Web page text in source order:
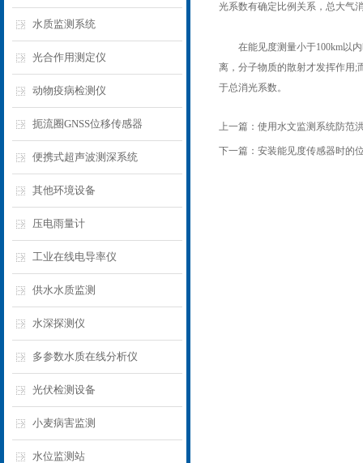
水质监测系统
光合作用测定仪
动物疫病检测仪
扼流圈GNSS位移传感器
便携式超声波测深系统
其他环境设备
压电雨量计
工业在线电导率仪
供水水质监测
水深探测仪
多参数水质在线分析仪
光伏检测设备
小麦病害监测
水位监测站
光系数有确定比例关系，总大气
在能见度测量小于100km以内
离，分子物质的散射才发挥作用;
于总消光系数。
上一篇： 使用水文监测系统防范
下一篇： 安装能见度传感器时的